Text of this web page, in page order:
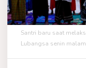
Santri baru saat
Lubangsa senin